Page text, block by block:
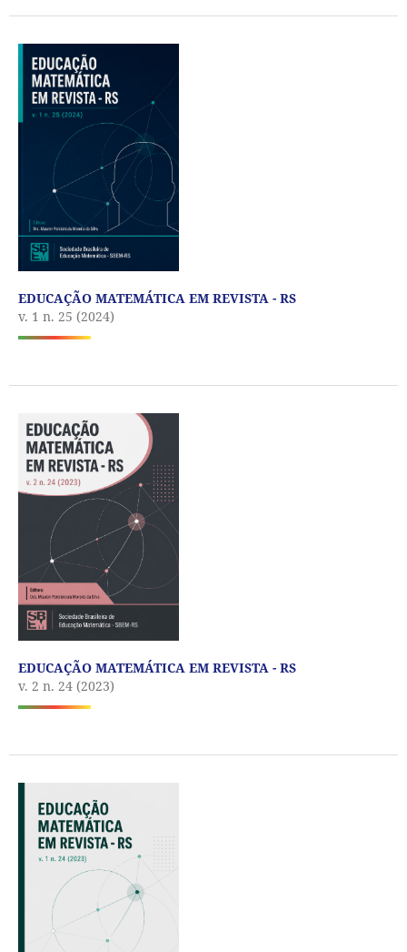
EDUCAÇÃO MATEMÁTICA EM REVISTA - RS
v. 1 n. 25 (2024)
EDUCAÇÃO MATEMÁTICA EM REVISTA - RS
v. 2 n. 24 (2023)